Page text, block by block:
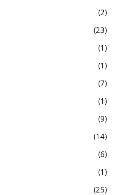
2
23
1
1
7
1
9
14
6
1
25